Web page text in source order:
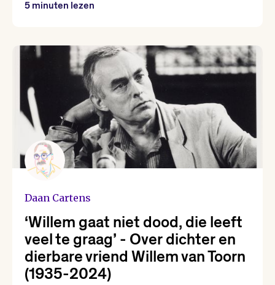
Karin Amatmoekrim
Lieke Marsman
Loranne Davelaar
Marjolein Visser
Marsha Keja
Mohammed Benzakour
Nikki Dekker
5 minuten lezen
Daan Cartens
‘Willem gaat niet dood, die leeft
veel te graag’ - Over dichter en
dierbare vriend Willem van Toorn
(1935-2024)